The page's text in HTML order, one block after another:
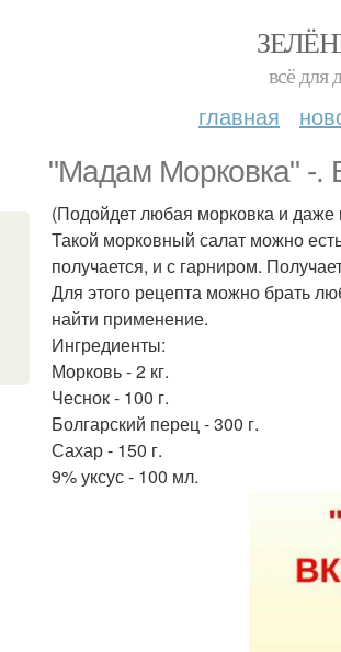
всё для
главная
"Мадам Морковка" -.
(Подойдет любая морковка и даже
Такой морковный салат можно
получается, и с гарниром.
Для этого рецепта можно брать
найти применение.
Ингредиенты:
Морковь - 2 кг.
Чеснок - 100 г.
Болгарский перец - 300 г.
Сахар - 150 г.
9% уксус - 100 мл.